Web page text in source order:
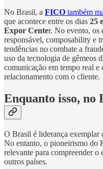
No Brasil, a FICO também
que acontece entre os dias 25
Expor Center. No evento, os
responsável, composability e
tendências no combate a
uso da tecnologia de gêmeos
comunicação em tempo real
relacionamento com o cliente.
Enquanto isso,
O Brasil é liderança exemplar
No entanto, o pioneirismo do
relevante para compreender o
outros países.